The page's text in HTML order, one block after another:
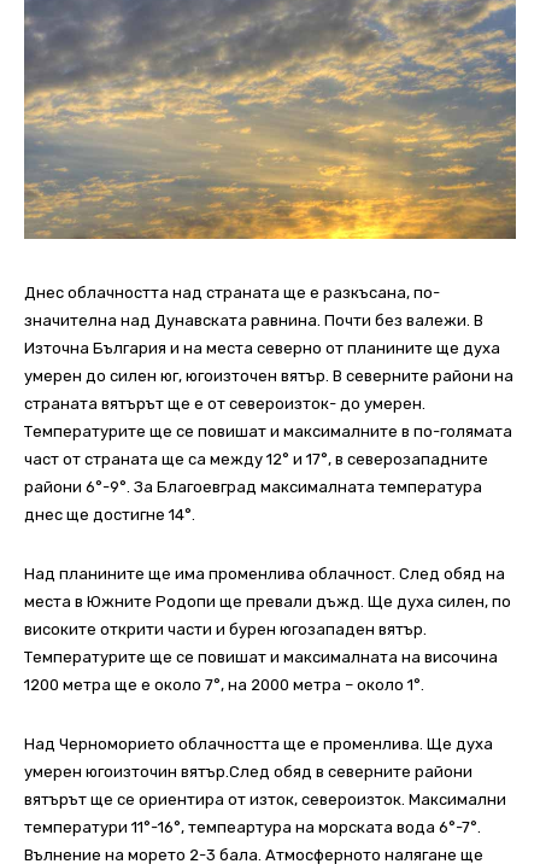
Днес облачността над страната ще е разкъсана, по-
значителна над Дунавската равнина. Почти без валежи. В
Източна България и на места северно от планините ще духа
умерен до силен юг, югоизточен вятър. В северните райони на
страната вятърът ще е от североизток- до умерен.
Температурите ще се повишат и максималните в по-голямата
част от страната ще са между 12° и 17°, в северозападните
райони 6°-9°. За Благоевград максималната температура
днес ще достигне 14°.
Над планините ще има променлива облачност. След обяд на
места в Южните Родопи ще превали дъжд. Ще духа силен, по
високите открити части и бурен югозападен вятър.
Температурите ще се повишат и максималната на височина
1200 метра ще е около 7°, на 2000 метра – около 1°.
Над Черноморието облачността ще е променлива. Ще духа
умерен югоизточин вятър.След обяд в северните райони
вятърът ще се ориентира от изток, североизток. Максимални
температури 11°-16°, темпеартура на морската вода 6°-7°.
Вълнение на морето 2-3 бала. Атмосферното налягане ще